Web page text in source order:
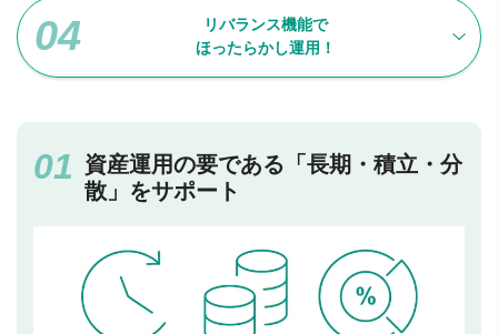
リバランス機能で
ほったらかし運用！
資産運用の要である「長期・積立・分
散」をサポート